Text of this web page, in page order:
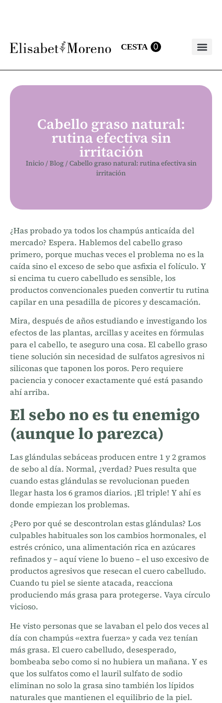
0
Cabello graso natural:
rutina efectiva sin
irritación
Inicio/Blog /Cabello graso natural: rutina efectiva sin
irritación
¿Has probado ya todos los champús anticaída del
mercado? Espera. Hablemos del cabello graso
primero, porque muchas veces el problema no es la
caída sino el exceso de sebo que asfixia el folículo. Y
si encima tu cuero cabelludo es sensible, los
productos convencionales pueden convertir tu rutina
capilar en una pesadilla de picores y descamación.
Mira, después de años estudiando e investigando los
efectos de las plantas, arcillas y aceites en fórmulas
para el cabello, te aseguro una cosa. El cabello graso
tiene solución sin necesidad de sulfatos agresivos ni
siliconas que taponen los poros. Pero requiere
paciencia y conocer exactamente qué está pasando
ahí arriba.
El sebo no es tu enemigo
(aunque lo parezca)
Las glándulas sebáceas producen entre 1 y 2 gramos
de sebo al día. Normal, ¿verdad? Pues resulta que
cuando estas glándulas se revolucionan pueden
llegar hasta los 6 gramos diarios. ¡El triple! Y ahí es
donde empiezan los problemas.
¿Pero por qué se descontrolan estas glándulas? Los
culpables habituales son los cambios hormonales, el
estrés crónico, una alimentación rica en azúcares
refinados y – aquí viene lo bueno – el uso excesivo de
productos agresivos que resecan el cuero cabelludo.
Cuando tu piel se siente atacada, reacciona
produciendo más grasa para protegerse. Vaya círculo
vicioso.
He visto personas que se lavaban el pelo dos veces al
día con champús «extra fuerza» y cada vez tenían
más grasa. El cuero cabelludo, desesperado,
bombeaba sebo como si no hubiera un mañana. Y es
que los sulfatos como el lauril sulfato de sodio
eliminan no solo la grasa sino también los lípidos
naturales que mantienen el equilibrio de la piel.